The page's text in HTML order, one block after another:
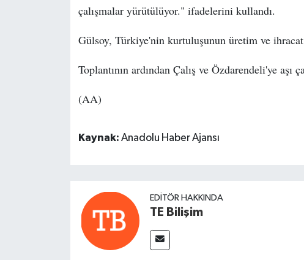
çalışmalar yürütülüyor." ifadelerini kullandı.
Gülsoy, Türkiye'nin kurtuluşunun üretim ve
Toplantının ardından Çalış ve Özdarendeli'ye aşı
(AA)
Kaynak: Anadolu Haber Ajansı
EDITÖR HAKKINDA
TE Bilişim